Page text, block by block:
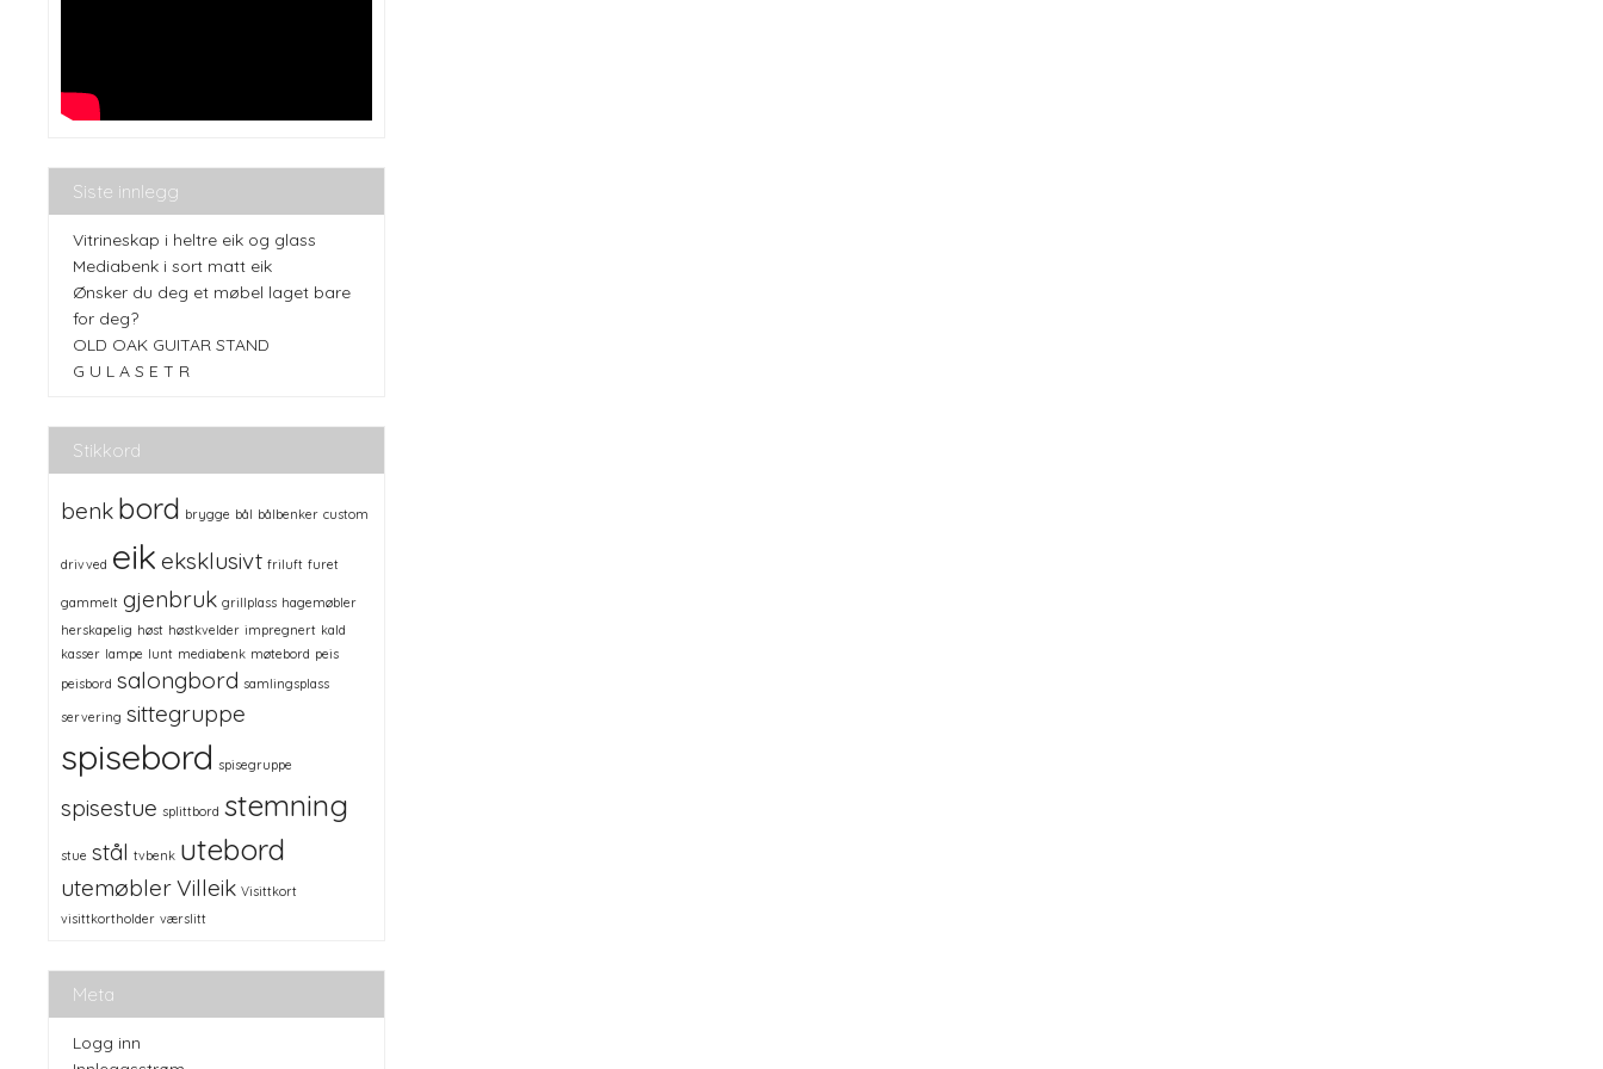
Siste innlegg
Vitrineskap i heltre eik og glass
Mediabenk i sort matt eik
Ønsker du deg et møbel laget bare
for deg?
OLD OAK GUITAR STAND
G U L A S E T R
Stikkord
benk bord brygge bål bålbenker custom
drivved eik eksklusivt friluft furet
gammelt gjenbruk grillplass hagemøbler
herskapelig høst høstkvelder impregnert kald
kasser lampe lunt mediabenk møtebord peis
peisbord salongbord samlingsplass
servering sittegruppe
spisebord spisegruppe
spisestue splittbord stemning
stue stål tvbenk utebord
utemøblerVilleik Visittkort
visittkortholder værslitt
Meta
Logg inn